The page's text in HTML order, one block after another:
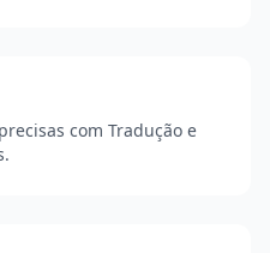
com Tradução e